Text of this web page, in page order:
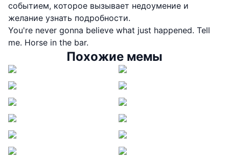
событием, которое вызывает недоумение и
желание узнать подробности.
You're never gonna believe what just happened. Tell
me. Horse in the bar.
Похожие мемы